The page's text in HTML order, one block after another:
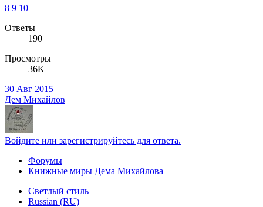
8 9 10
Ответы
190
Просмотры
36K
30 Авг 2015
Дем Михайлов
Войдите или зарегистрируйтесь для ответа.
Форумы
Книжные миры Дема Михайлова
Светлый стиль
Russian (RU)